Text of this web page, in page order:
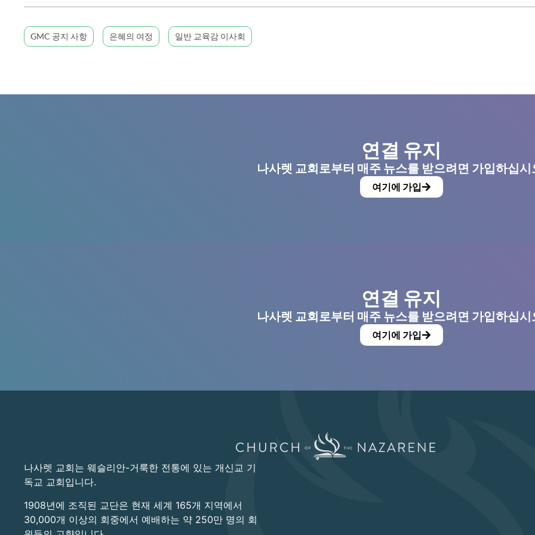
GMC 공지 사항 은혜의 여정 일반 교육감 이사회
연결 유지
나사렛 교회로부터 매주 뉴스를 받으려면 가입하십시
여기에 가입
연결 유지
나사렛 교회로부터 매주 뉴스를 받으려면 가입하십시
여기에 가입
나사렛 교회는 웨슬리안-거룩한 전통에 있는 개신교 기
독교 교회입니다.
1908년에 조직된 교단은 현재 세계 165개 지역에서
30,000개 이상의 회중에서 예배하는 약 250만 명의 회